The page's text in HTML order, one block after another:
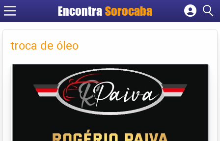
EncontraSorocaba
Cadastrar empresa
troca de óleo